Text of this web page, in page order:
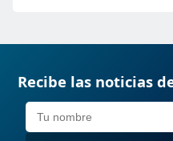
Recibe las noticias